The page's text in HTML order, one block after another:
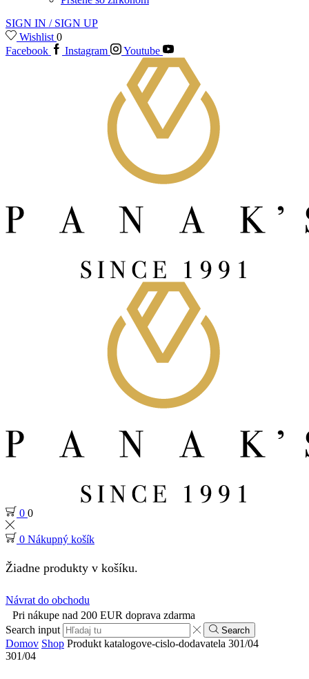
SIGN IN / SIGN UP
Wishlist 0
Facebook
Instagram Youtube
0 0
0 Nákupný košík
Žiadne produkty v košíku.
Návrat do obchodu
Pri nákupe nad 200 EUR doprava zdarma
Search input
Search
Domov Shop Produkt katalogove-cislo-dodavatela 301/04
301/04